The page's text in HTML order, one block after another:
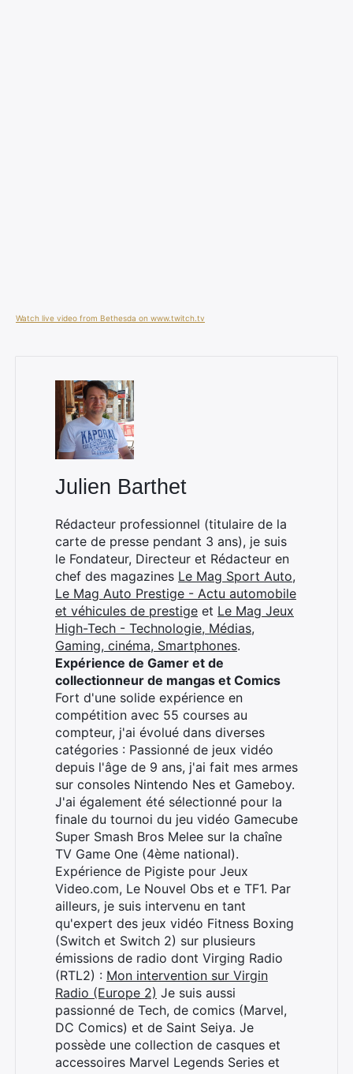
Watch live video from Bethesda on www.twitch.tv
Julien Barthet
Rédacteur professionnel (titulaire de la
carte de presse pendant 3 ans), je suis
le Fondateur, Directeur et Rédacteur en
chef des magazines Le Mag Sport Auto,
Le Mag Auto Prestige - Actu automobile
et véhicules de prestige et Le Mag Jeux
High-Tech - Technologie, Médias,
Gaming, cinéma, Smartphones.
Expérience de Gamer et de
collectionneur de mangas et Comics
Fort d'une solide expérience en
compétition avec 55 courses au
compteur, j'ai évolué dans diverses
catégories : Passionné de jeux vidéo
depuis l'âge de 9 ans, j'ai fait mes armes
sur consoles Nintendo Nes et Gameboy.
J'ai également été sélectionné pour la
finale du tournoi du jeu vidéo Gamecube
Super Smash Bros Melee sur la chaîne
TV Game One (4ème national).
Expérience de Pigiste pour Jeux
Video.com, Le Nouvel Obs et e TF1. Par
ailleurs, je suis intervenu en tant
qu'expert des jeux vidéo Fitness Boxing
(Switch et Switch 2) sur plusieurs
émissions de radio dont Virging Radio
(RTL2) : Mon intervention sur Virgin
Radio (Europe 2) Je suis aussi
passionné de Tech, de comics (Marvel,
DC Comics) et de Saint Seiya. Je
possède une collection de casques et
accessoires Marvel Legends Series et